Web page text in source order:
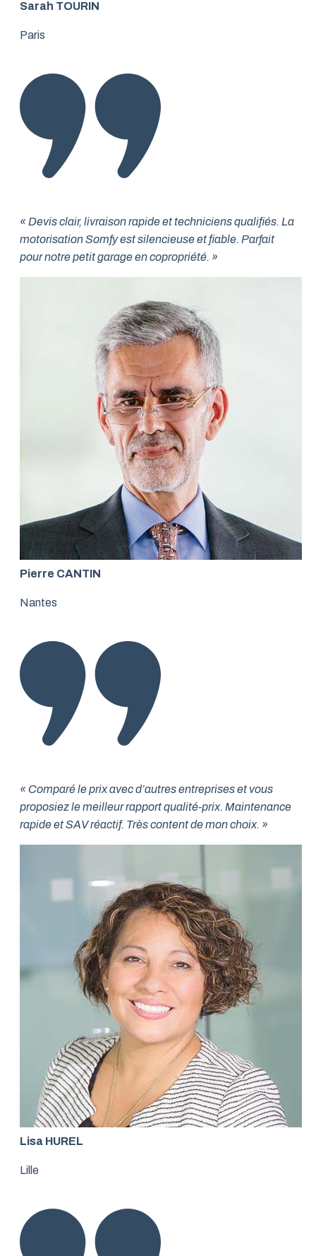
Sarah TOURIN
Paris
« Devis clair, livraison rapide et techniciens qualifiés. La
motorisation Somfy est silencieuse et fiable. Parfait
pour notre petit garage en copropriété. »
Pierre CANTIN
Nantes
« Comparé le prix avec d’autres entreprises et vous
proposiez le meilleur rapport qualité-prix. Maintenance
rapide et SAV réactif. Très content de mon choix. »
Lisa HUREL
Lille